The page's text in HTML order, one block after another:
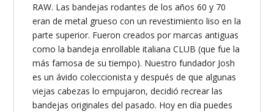
RAW. Las bandejas rodantes de los años 60 y 70
eran de metal grueso con un revestimiento liso en la
parte superior. Fueron creados por marcas antiguas
como la bandeja enrollable italiana CLUB (que fue la
más famosa de su tiempo). Nuestro fundador Josh
es un ávido coleccionista y después de que algunas
viejas cabezas lo empujaron, decidió recrear las
bandejas originales del pasado. Hoy en día puedes